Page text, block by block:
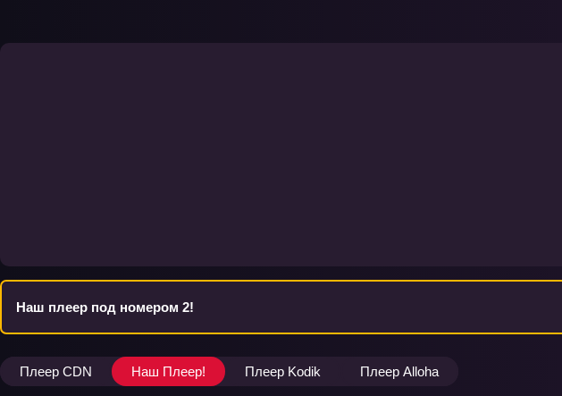
Наш плеер под номером 2!
Плеер CDN Наш Плеер! Плеер Kodik Плеер Alloha